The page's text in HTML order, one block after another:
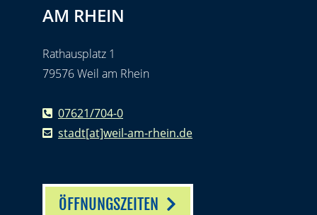
AM RHEIN
Rathausplatz 1
79576 Weil am Rhein
07621/704-0
stadt[at]weil-am-rhein.de
ÖFFNUNGSZEITEN